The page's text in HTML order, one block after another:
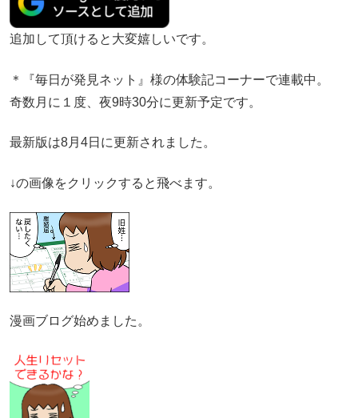
追加して頂けると大変嬉しいです。
＊『毎日が発見ネット』様の体験記コーナーで連載中。
奇数月に１度、夜9時30分に更新予定です。
最新版は8月4日に更新されました。
↓の画像をクリックすると飛べます。
漫画ブログ始めました。